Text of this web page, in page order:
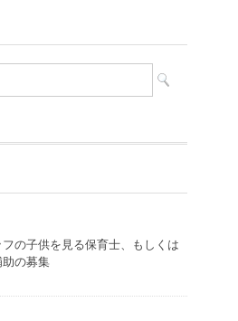
フの子供を見る保育士、もしくは
助の募集